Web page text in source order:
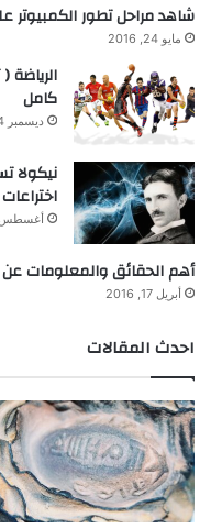
شاهد مراحل تطور الكمبيوتر
مايو 24, 2016
كامل
ديسمبر 14, 2015
اختراعات
أغسطس 12,
أهم الحقائق والمعلومات
أبريل 17, 2016
احدث المقالات